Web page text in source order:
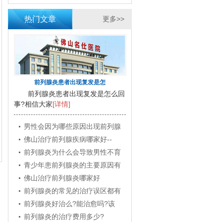
更多>>
热门文章
前列腺炎患者出现复发是怎
前列腺炎患者出现复发是怎么回
事?相信大家[详情]
男性会因为哪些原因出现前列腺
佛山治疗前列腺疾病哪家好--
前列腺炎为什么会导致男性不育
青少年患前列腺炎的主要原因有
佛山治疗前列腺炎哪家好
前列腺炎的常见的治疗误区都有
前列腺炎好治么?能治愈吗?该
前列腺炎的治疗费用多少?